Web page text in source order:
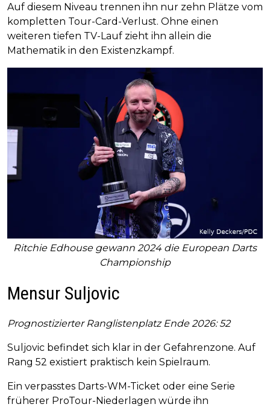
Auf diesem Niveau trennen ihn nur zehn Plätze vom
kompletten Tour-Card-Verlust. Ohne einen
weiteren tiefen TV-Lauf zieht ihn allein die
Mathematik in den Existenzkampf.
Ritchie Edhouse gewann 2024 die European Darts
Championship
Mensur Suljovic
Prognostizierter Ranglistenplatz Ende 2026: 52
Suljovic befindet sich klar in der Gefahrenzone. Auf
Rang 52 existiert praktisch kein Spielraum.
Ein verpasstes Darts-WM-Ticket oder eine Serie
früherer ProTour-Niederlagen würde ihn